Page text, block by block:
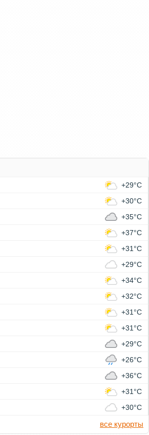
+29°C
+30°C
+35°C
+37°C
+31°C
+29°C
+34°C
+32°C
+31°C
+31°C
+29°C
+26°C
+36°C
+31°C
+30°C
все курорты